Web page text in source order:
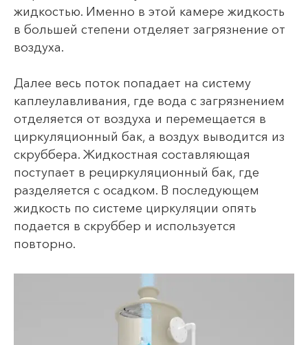
жидкостью. Именно в этой камере жидкость
в большей степени отделяет загрязнение от
воздуха.
Далее весь поток попадает на систему
каплеулавливания, где вода с загрязнением
отделяется от воздуха и перемещается в
циркуляционный бак, а воздух выводится из
скруббера. Жидкостная составляющая
поступает в рециркуляционный бак, где
разделяется с осадком. В последующем
жидкость по системе циркуляции опять
подается в скруббер и используется
повторно.